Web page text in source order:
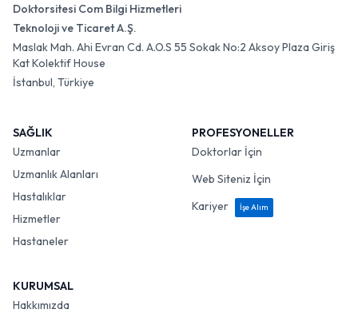
Doktorsitesi Com Bilgi Hizmetleri
Teknoloji ve Ticaret A.Ş.
Maslak Mah. Ahi Evran Cd. A.O.S 55 Sokak No:2 Aksoy Plaza Giriş
Kat Kolektif House
İstanbul, Türkiye
SAĞLIK
Uzmanlar
Uzmanlık Alanları
Hastalıklar
Hizmetler
Hastaneler
PROFESYONELLER
Doktorlar İçin
Web Siteniz İçin
Kariyer
İşe Alım
KURUMSAL
Hakkımızda